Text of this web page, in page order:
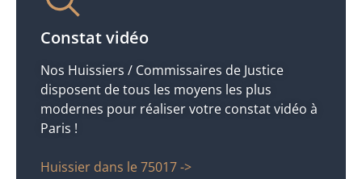
Constat vidéo
Nos Huissiers / Commissaires de Justice
disposent de tous les moyens les plus
modernes pour réaliser votre constat vidéo à
Paris !
Huissier dans le 75017 ->